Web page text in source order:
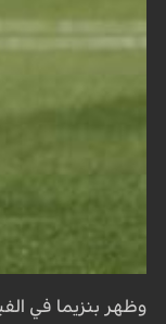
وظهر بنزيما في